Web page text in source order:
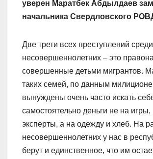
уверен Маратбек Абдылдаев
начальника Свердловского
Две трети всех преступлений среди
несовершеннолетних – это
совершенные детьми мигрантов.
таких семей, по данным
вынуждены очень часто искать
самостоятельно деньги не на
эксперты, а на одежду и хлеб. На
несовершеннолетних у нас в
берут и единственное, что им